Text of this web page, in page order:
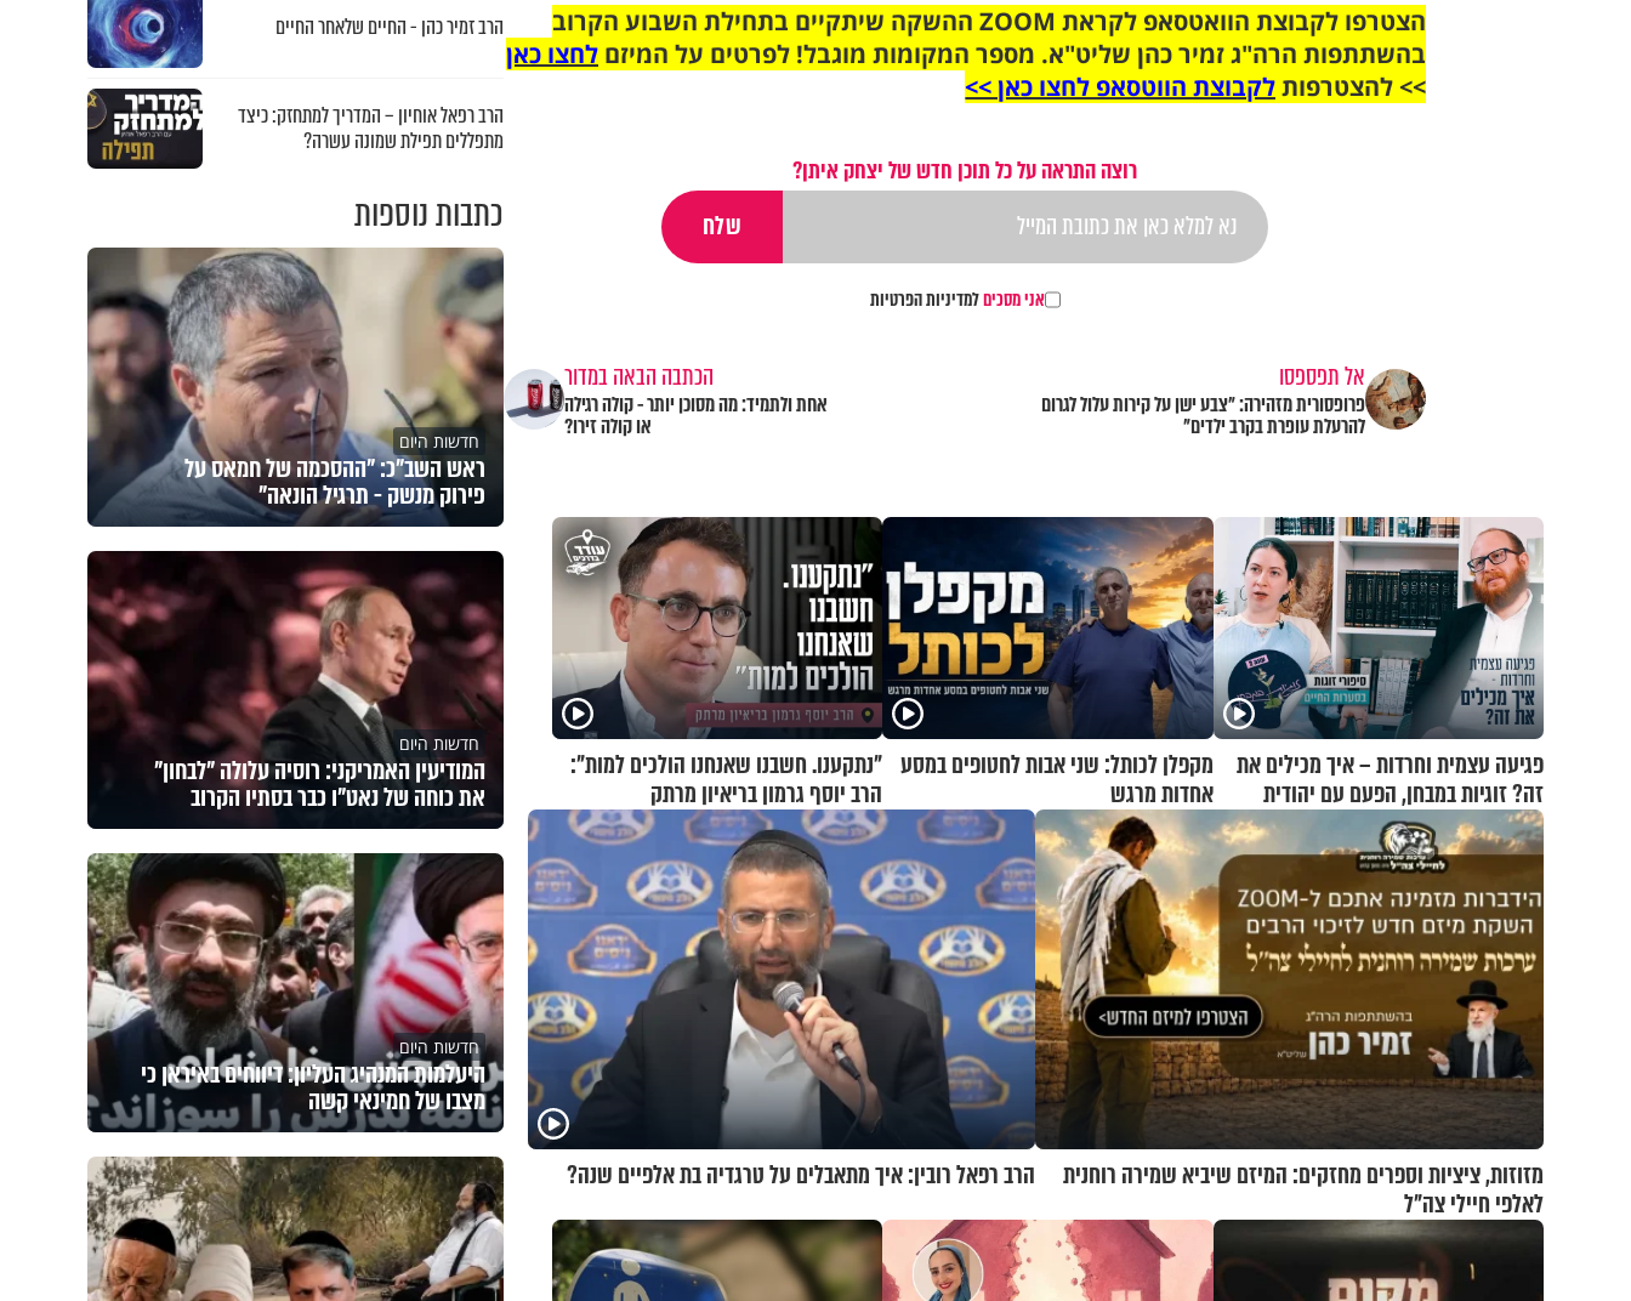
הצטרפו לקבוצת הוואטסאפ לקראת ZOOM ההשקה שיתקיים בתחילת השבוע הקרוב
בהשתתפות הרה"ג זמיר כהן שליט"א. מספר המקומות מוגבל! לפרטים על המיזם לחצו כאן
>> להצטרפותלקבוצת הווטסאפ לחצו כאן >>
רוצה התראה על כל תוכן חדש של יצחק איתן?
אני מסכיםלמדיניות הפרטיות
אל תפספסו
פרופסורית מזהירה: "צבע ישן על קירות עלול לגרום
להרעלת עופרת בקרב ילדים"
הכתבה הבאה במדור
אחת ולתמיד: מה מסוכן יותר - קולה רגילה
או קולה זירו?
פגיעה עצמית וחרדות – איך מכילים את
זה? זוגיות במבחן, הפעם עם יהודית
ואלתר כהן
מקפלן לכותל: שני אבות לחטופים במסע
אחדות מרגש
"נתקענו. חשבנו שאנחנו הולכים למות":
הרב יוסף גרמון בריאיון מרתק
מזוזות, ציציות וספרים מחזקים: המיזם שיביא שמירה רוחנית
לאלפי חיילי צה"ל
הרב רפאל רובין: איך מתאבלים על טרגדיה בת אלפיים שנה?
הרב זמיר כהן - החיים שלאחר החיים
הרב רפאל אוחיון – המדריך למתחזק: כיצד
מתפללים תפילת שמונה עשרה?
כתבות נוספות
חדשות היום
ראש השב"כ: "ההסכמה של חמאס על
פירוק מנשק - תרגיל הונאה"
חדשות היום
המודיעין האמריקני: רוסיה עלולה "לבחון"
את כוחה של נאט"ו כבר בסתיו הקרוב
חדשות היום
היעלמות המנהיג העליון: דיווחים באיראן כי
מצבו של חמינאי קשה